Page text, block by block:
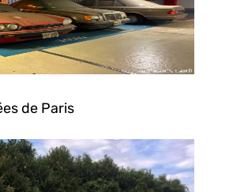
de Paris